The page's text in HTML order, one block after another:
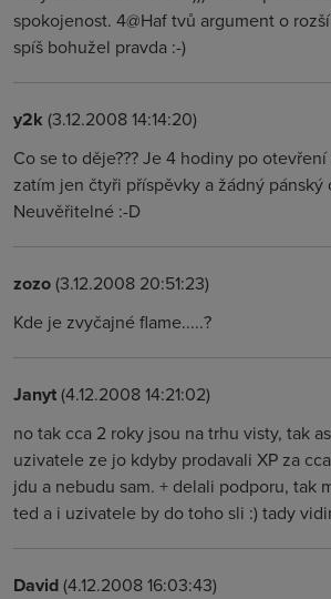
spokojenost. 4@Haf tvů argument o
spíš bohužel pravda :-)
y2k (3.12.2008 14:14:20)
Co se to děje??? Je 4 hodiny po
zatím jen čtyři příspěvky a žádný pánský
Neuvěřitelné :-D
zozo(3.12.2008 20:51:23)
Kde je zvyčajné flame.....?
Janyt(4.12.2008 14:21:02)
no tak cca 2 roky jsou na trhu visty, tak
uzivatele ze jo kdyby prodavali XP za
jdu a nebudu sam. + delali podporu, tak
ted a i uzivatele by do toho sli :) tady
David(4.12.2008 16:03:43)